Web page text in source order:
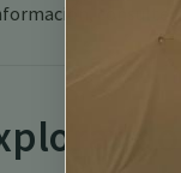
consulte